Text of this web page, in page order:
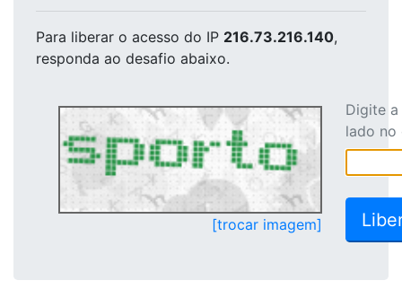
Para liberar o acesso do IP 216.73.216.140,
responda ao desafio abaixo.
[trocar imagem]
Digite
lado no